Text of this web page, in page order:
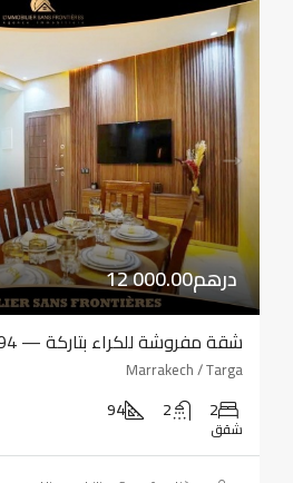
12 000.00درهم
شقة مفروشة للكراء بتاركة — 94 متراً مربعاً
Marrakech / Targa
2
2
94
شقق